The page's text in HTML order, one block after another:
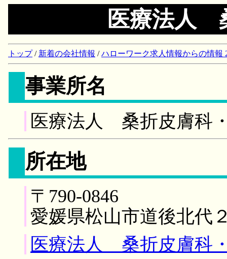
医療法人
トップ/ 新着の会社情報 /ハローワーク求人情報からの情報
事業所名
医療法人 桑折皮膚科
所在地
〒790-0846
愛媛県松山市道後北代
医療法人 桑折皮膚科